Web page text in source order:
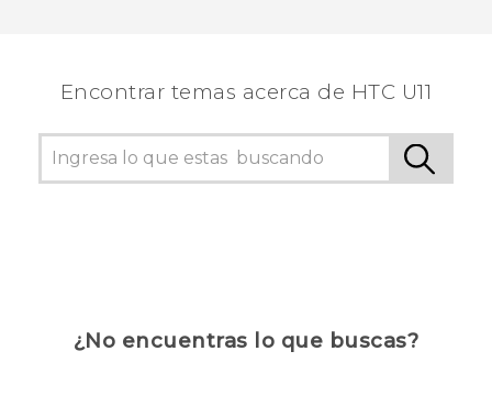
Encontrar temas acerca de HTC U11
¿No encuentras lo que buscas?